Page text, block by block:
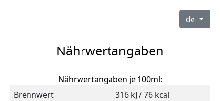
de
Nährwertangaben
Nährwertangaben je 100ml:
Brennwert
316 kJ / 76 kcal